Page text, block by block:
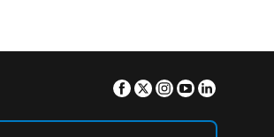
Facebook
TwitterInstagram
Youtube